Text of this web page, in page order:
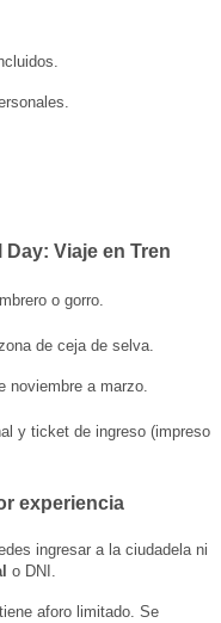
Viaje en Tren
o gorro.
de ceja de selva.
noviembre a marzo.
y ticket de ingreso (impreso
experiencia
ingresar a la ciudadela ni
o DNI.
aforo limitado. Se